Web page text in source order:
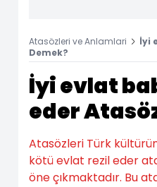
Atasözleri ve Anlamlari
İyi
Demek?
İyi evlat
eder
Atasözleri Türk
kötü evlat rezil eder
öne çıkmaktadır. Bu